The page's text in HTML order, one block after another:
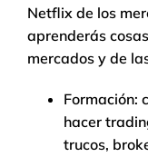
Netflix de los
aprenderás
mercados y de
Formación:
hacer
trucos,